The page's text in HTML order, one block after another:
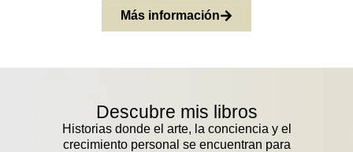
Más información
Descubre mis libros
Historias donde el arte, la conciencia y el
crecimiento personal se encuentran para